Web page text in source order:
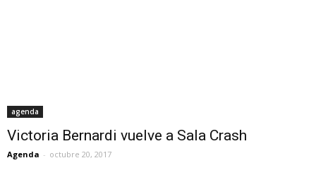
agenda
Victoria Bernardi vuelve a Sala Crash
Agenda - octubre 20, 2017